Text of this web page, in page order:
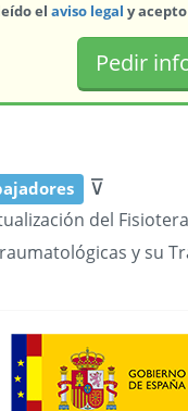
el aviso legal y acepto
⊽
del
y su